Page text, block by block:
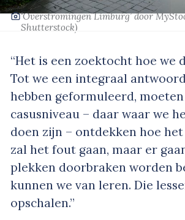
‘Overstromingen Limburg’door
Shutterstock)
“Het is een zoektocht hoe we
Tot we een integraal
hebben geformuleerd,
casusniveau – daar waar we
doen zijn – ontdekken hoe het
zal het fout gaan, maar er
plekken doorbraken worden
kunnen we van leren. Die
opschalen.”